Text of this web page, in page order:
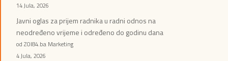
14 Jula, 2026
Javni oglas za prijem radnika u radni odnos na
neodređeno vrijeme i određeno do godinu dana
od ZOI84.ba Marketing
4 Jula, 2026